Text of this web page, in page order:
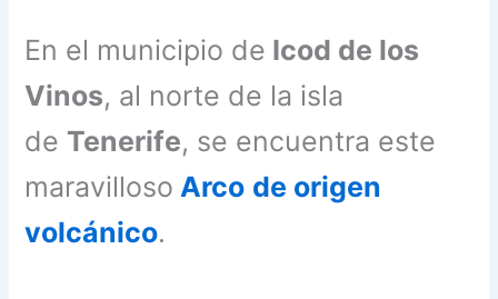
En el municipio de Icod de los
Vinos, al norte de la isla
de Tenerife, se encuentra este
maravilloso Arco de origen
volcánico.